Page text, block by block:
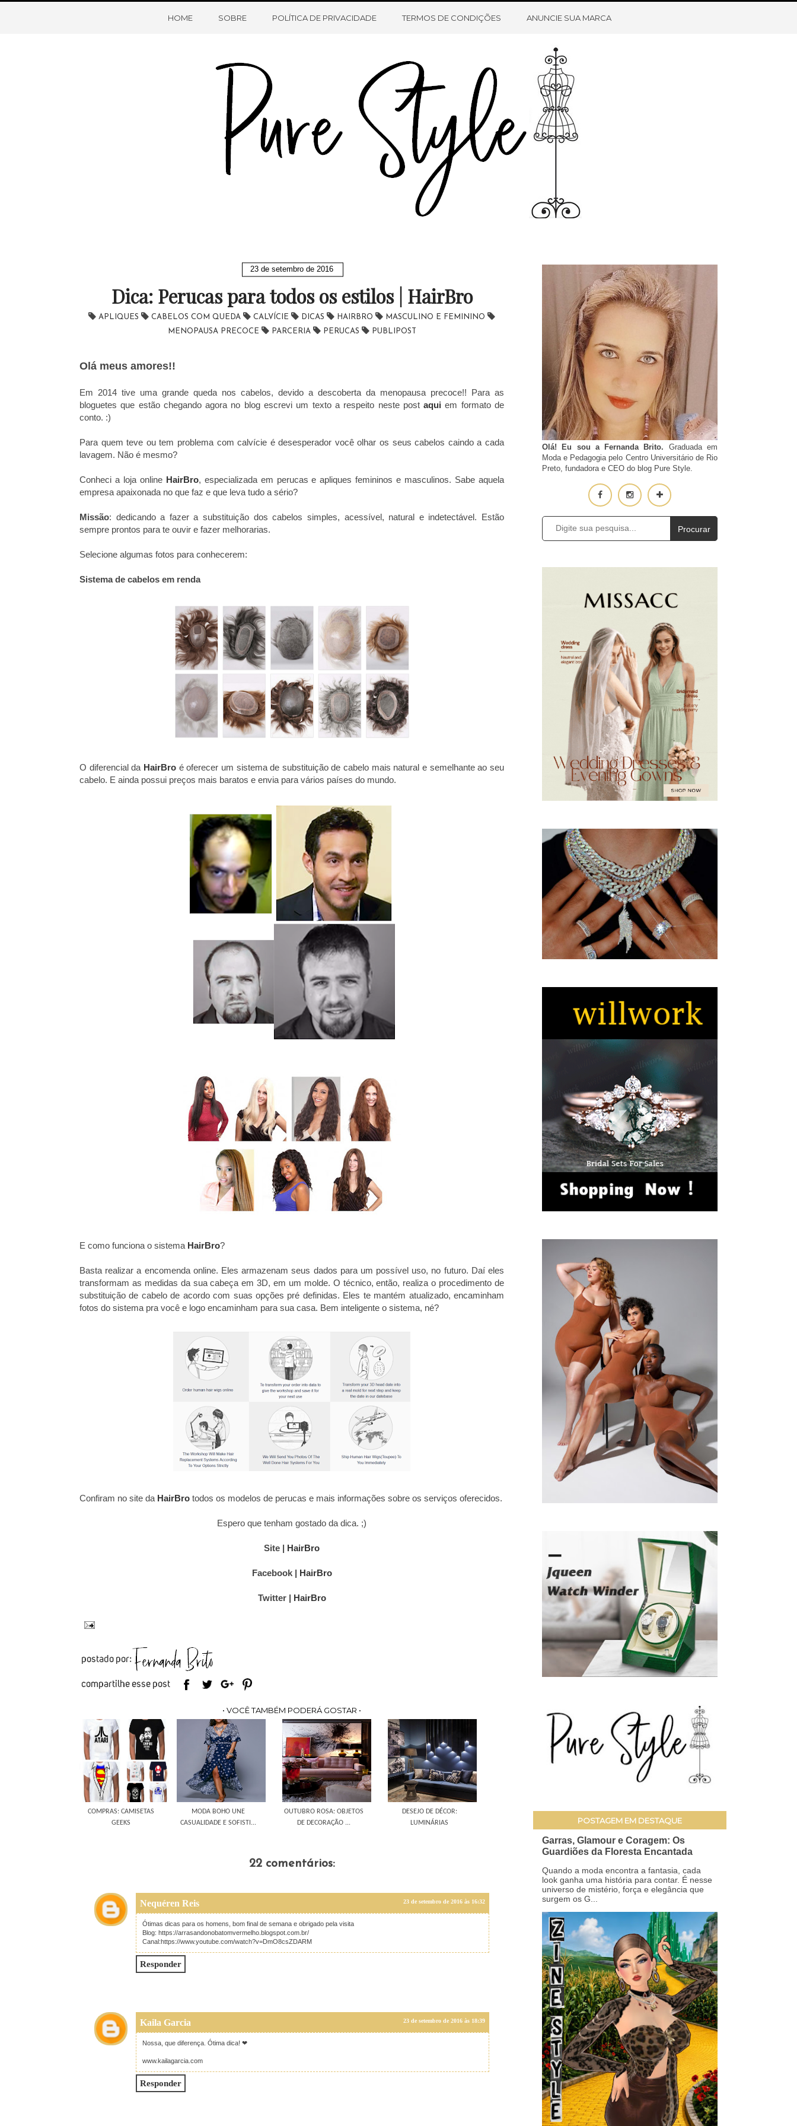
HOME SOBRE O BLOG CONTATO
HOME SOBRE POLÍTICA DE PRIVACIDADE TERMOS DE CONDIÇÕES ANUNCIE SUA MARCA
23 de setembro de 2016
Dica: Perucas para todos os estilos | HairBro
APLIQUES CABELOS COM QUEDA CALVÍCIE DICAS HAIRBRO
MASCULINO E FEMININO
MENOPAUSA PRECOCE
PARCERIA PERUCAS PUBLIPOST
Olá meus amores!!
Em 2014 tive uma grande queda nos cabelos, devido a descoberta da menopausa precoce!! Para as
bloguetes que estão chegando agora no blog escrevi um texto a respeito neste postaqui em formato de
conto. :)
Para quem teve ou tem problema com calvície é desesperador você olhar os seus cabelos caindo a cada
lavagem. Não é mesmo?
Conheci a loja online HairBro, especializada em perucas e apliques femininos e masculinos. Sabe aquela
empresa apaixonada no que faz e que leva tudo a sério?
Missão: dedicando a fazer a substituição dos cabelos simples, acessível, natural e indetectável. Estão
sempre prontos para te ouvir e fazer melhorarias.
Selecione algumas fotos para conhecerem:
Sistema de cabelos em renda
O diferencial da HairBroé oferecer um sistema de substituição de cabelo mais natural e semelhante ao seu
cabelo. E ainda possui preços mais baratos e envia para vários países do mundo.
E como funciona o sistema HairBro?
Basta realizar a encomenda online. Eles armazenam seus dados para um possível uso, no futuro. Daí eles
transformam as medidas da sua cabeça em 3D, em um molde. O técnico, então, realiza o procedimento de
substituição de cabelo de acordo com suas opções pré definidas. Eles te mantém atualizado, encaminham
fotos do sistema pra você e logo encaminham para sua casa. Bem inteligente o sistema, né?
Confiram no site da HairBro todos os modelos de perucas e mais informações sobre os serviços oferecidos.
Espero que tenham gostado da dica. ;)
Site | HairBro
Facebook | HairBro
Twitter | HairBro
• VOCÊ TAMBÉM PODERÁ GOSTAR •
COMPRAS: CAMISETAS
GEEKS
MODA BOHO UNE
CASUALIDADE E SOFISTI...
OUTUBRO ROSA: OBJETOS
DE DECORAÇÃO ...
DESEJO DE DÉCOR:
LUMINÁRIAS
22 comentários:
Nequéren Reis 23 de setembro de 2016 às 16:32
Ótimas dicas para os homens, bom final de semana e obrigado pela visita
Blog: https://arrasandonobatomvermelho.blogspot.com.br/
Canal:https://www.youtube.com/watch?v=DmO8csZDARM
Responder
Kaila Garcia 23 de setembro de 2016 às 18:39
Nossa, que diferença. Ótima dica! ❤
www.kailagarcia.com
Responder
Olá! Eu sou a Fernanda Brito. Graduada em
Moda e Pedagogia pelo Centro Universitário de Rio
Preto, fundadora e CEO do blog Pure Style.
Procurar
POSTAGEM EM DESTAQUE
Garras, Glamour e Coragem: Os
Guardiões da Floresta Encantada
Quando a moda encontra a fantasia, cada
look ganha uma história para contar. É nesse
universo de mistério, força e elegância que
surgem os G...